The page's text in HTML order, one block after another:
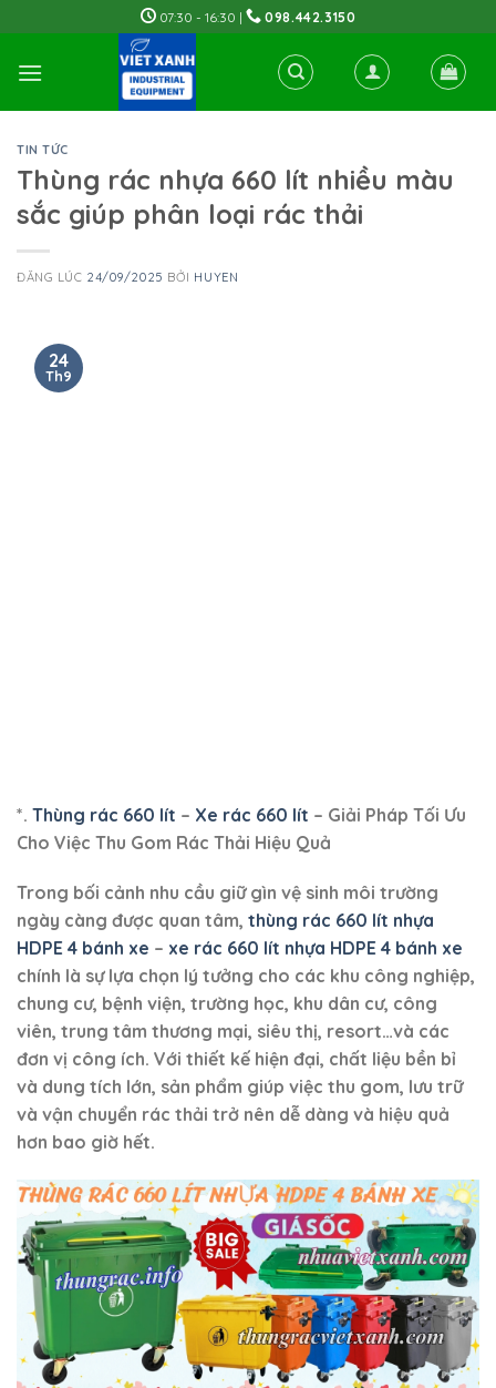
to
content
07:30 - 16:30 | 098.442.3150
TIN TỨC
Thùng rác nhựa 660 lít nhiều màu
sắc giúp phân loại rác thải
ĐĂNG LÚC 24/09/2025 BỞI HUYEN
24
Th9
*. Thùng rác 660 lít – Xe rác 660 lít – Giải Pháp Tối Ưu
Cho Việc Thu Gom Rác Thải Hiệu Quả
Trong bối cảnh nhu cầu giữ gìn vệ sinh môi trường
ngày càng được quan tâm, thùng rác 660 lít nhựa
HDPE 4 bánh xe – xe rác 660 lít nhựa HDPE 4 bánh xe
chính là sự lựa chọn lý tưởng cho các khu công nghiệp,
chung cư, bệnh viện, trường học, khu dân cư, công
viên, trung tâm thương mại, siêu thị, resort…và các
đơn vị công ích. Với thiết kế hiện đại, chất liệu bền bỉ
và dung tích lớn, sản phẩm giúp việc thu gom, lưu trữ
và vận chuyển rác thải trở nên dễ dàng và hiệu quả
hơn bao giờ hết.